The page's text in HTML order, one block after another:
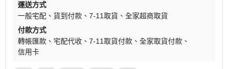
運送方式
一般宅配
貨到付款 7-11取貨
全家超商取貨
付款方式
轉帳匯款
宅配代收 7-11取貨付款
全家取貨付款
信用卡